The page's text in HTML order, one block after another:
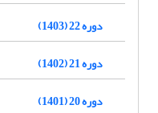
دوره 22 (1403)
دوره 21 (1402)
دوره 20 (1401)